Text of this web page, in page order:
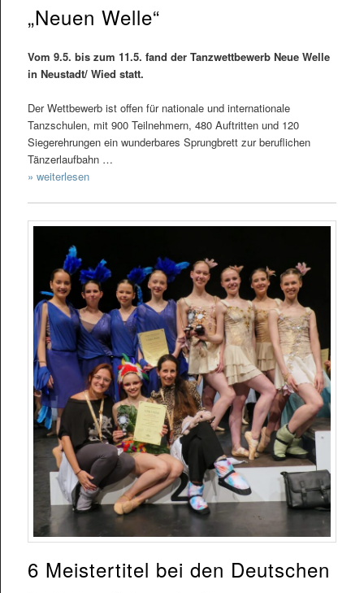
„Neuen Welle“
Vom 9.5. bis zum 11.5. fand der Tanzwettbewerb Neue Welle
in Neustadt/ Wied statt.
Der Wettbewerb ist offen für nationale und internationale
Tanzschulen, mit 900 Teilnehmern, 480 Auftritten und 120
Siegerehrungen ein wunderbares Sprungbrett zur beruflichen
Tänzerlaufbahn …
» weiterlesen
6 Meistertitel bei den Deutschen